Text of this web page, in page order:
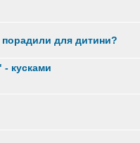
порадили для дитини?
кусками